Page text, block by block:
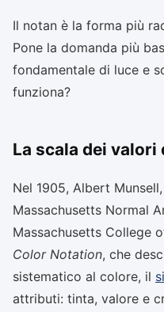
Il notan è la forma più
Pone la domanda più
fondamentale di luce e
funziona?
La scala dei valori
Nel 1905, Albert
Massachusetts Normal
Massachusetts College
Color Notation, che
sistematico al colore, il
attributi: tinta, valore e